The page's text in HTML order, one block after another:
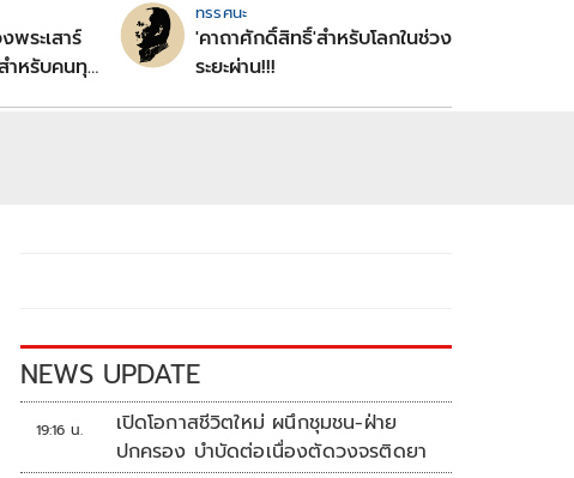
ระเสาร์
ำหรับคนทุก
ทรรศนะ
'คาถาศักดิ์สิทธิ์'สำหรับโลกในช่วง
ระยะผ่าน!!!
NEWS UPDATE
19:16 น.
เปิดโอกาสชีวิตใหม่ ผนึกชุมชน-ฝ่าย
ปกครอง บำบัดต่อเนื่องตัดวงจรติดยา